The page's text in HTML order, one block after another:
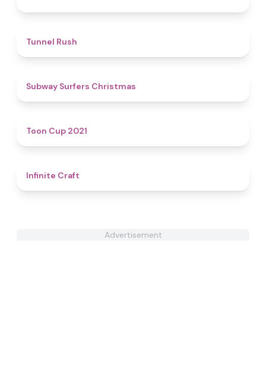
Tunnel Rush
Subway Surfers Christmas
Toon Cup 2021
Infinite Craft
Advertisement